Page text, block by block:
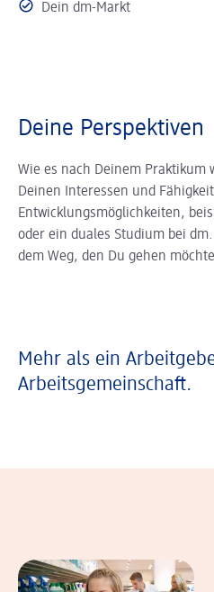
Dein dm-Markt
Deine Perspektiven
Wie es nach Deinem Praktikum
Deinen Interessen und
Entwicklungsmöglichkeiten,
oder ein duales Studium bei
dem Weg, den Du gehen
Mehr als ein
Arbeitsgemeinschaft.
Eindrücke aus dem